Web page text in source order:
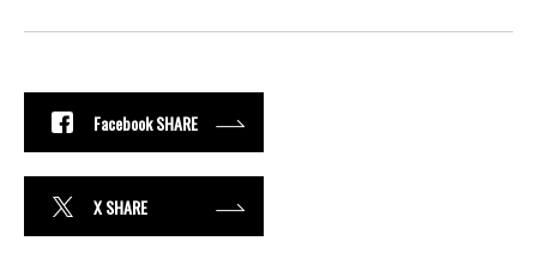
Facebook SHARE
X SHARE